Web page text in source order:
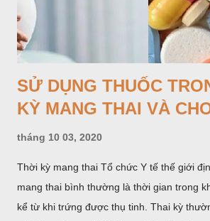
giai đoạn theo mỗi 3 tháng và ảnh hưởng
nhi khác nhau ở mỗi giai đoạn.
CHIA SẺ ĐĂNG NHẬN XÉT